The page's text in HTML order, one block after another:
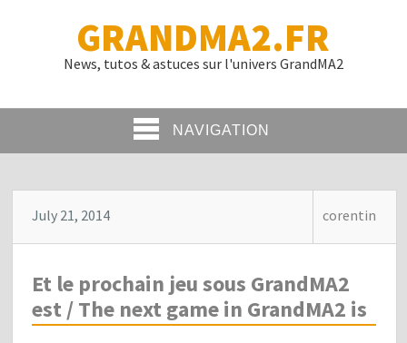
GRANDMA2.FR
News, tutos & astuces sur l'univers GrandMA2
NAVIGATION
July 21, 2014 corentin
Et le prochain jeu sous GrandMA2
est / The next game in GrandMA2 is